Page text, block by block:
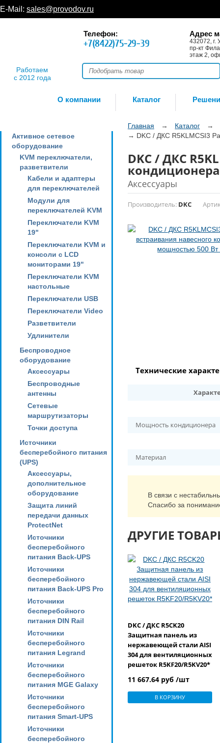
E-Mail: sales@provodov.ru
Работаем
с 2012 года
Телефон:
+7(8422)75-29-39
Адрес
432072, г.
пр-кт
этаж 2,
О компании Каталог
Активное сетевое
оборудование
KVM переключатели,
разветвители
Кабели и адаптеры
для переключателей
Модули для
переключателей KVM
Переключатели KVM
19"
Переключатели KVM и
консоли с LCD
мониторами 19"
Переключатели KVM
настольные
Переключатели USB
Переключатели Video
Разветвители
Удлинители
Беспроводное
оборудование
Аксессуары
Беспроводные
антенны
Сетевые
маршрутизаторы
Точки доступа
Источники
бесперебойного питания
(UPS)
Аксессуары,
дополнительное
оборудование
Защита линий
передачи данных
ProtectNet
Источники
бесперебойного
питания Back-UPS
Источники
бесперебойного
питания Back-UPS Pro
Источники
бесперебойного
питания DIN Rail
Источники
бесперебойного
питания Legrand
Источники
бесперебойного
питания MGE Galaxy
Источники
бесперебойного
питания Smart-UPS
Источники
бесперебойного
Главная → Каталог
→
→ DKC / ДКС R5KLMCSI3
DKC / ДКС
Аксессуары
Производитель: DKC
Технические
Мощность кондиционера
Материал
В связи с
Спасибо за
ДРУГИЕ
DKC / ДКС R5CK20
Защитная панель из
нержавеющей стали AISI
304 для вентиляционных
решеток R5KF20/R5KV20*
11 667.64 руб /шт
В КОРЗИНУ